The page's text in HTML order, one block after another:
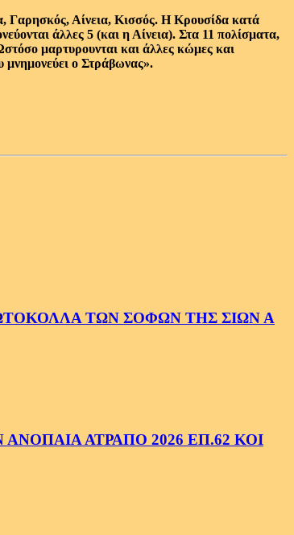
Γαρησκός, Αίνεια, Κισσός. Η Κρουσίδα κατά
άλλες 5 (και η Αίνεια). Στα 11 πολίσματα,
μαρτυρουνται και άλλες κώμες και
μνημονεύει ο Στράβωνας».
ΤΩΝ ΣΟΦΩΝ ΤΗΣ ΣΙΩΝ Α
ΑΤΡΑΠΟ 2026 ΕΠ.62 ΚΟΙ